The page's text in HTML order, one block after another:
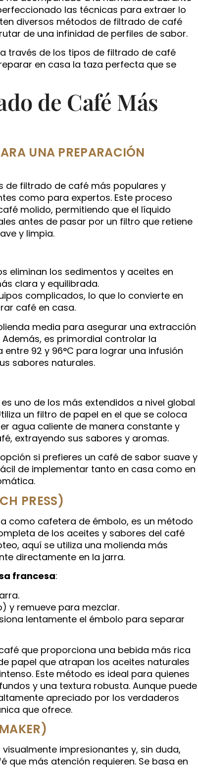
las técnicas para extraer lo
diversos métodos de filtrado de café
de una infinidad de perfiles de sabor.
través de los tipos de filtrado de café
en casa la taza perfecta que se
de Café Más
UNA PREPARACIÓN
de filtrado de café más populares y
como para expertos. Este proceso
molido, permitiendo que el líquido
antes de pasar por un filtro que retiene
y limpia.
eliminan los sedimentos y aceites en
clara y equilibrada.
complicados, lo que lo convierte en
café en casa.
media para asegurar una extracción
es primordial controlar la
92 y 96°C para lograr una infusión
sabores naturales.
es uno de los más extendidos a nivel global
un filtro de papel en el que se coloca
agua caliente de manera constante y
extrayendo sus sabores y aromas.
si prefieres un café de sabor suave y
de implementar tanto en casa como en
PRESS)
como cafetera de émbolo, es un método
de los aceites y sabores del café
aquí se utiliza una molienda más
directamente en la jarra.
francesa:
y remueve para mezclar.
lentamente el émbolo para separar
que proporciona una bebida más rica
papel que atrapan los aceites naturales
Este método es ideal para quienes
y una textura robusta. Aunque puede
apreciado por los verdaderos
que ofrece.
impresionantes y, sin duda,
que más atención requieren. Se basa en